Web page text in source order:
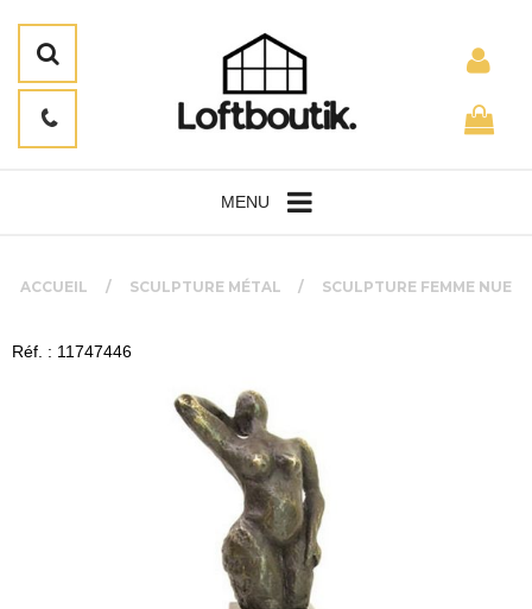
MENU
ACCUEIL SCULPTURE MÉTAL SCULPTURE FEMME NUE
Réf. : 11747446